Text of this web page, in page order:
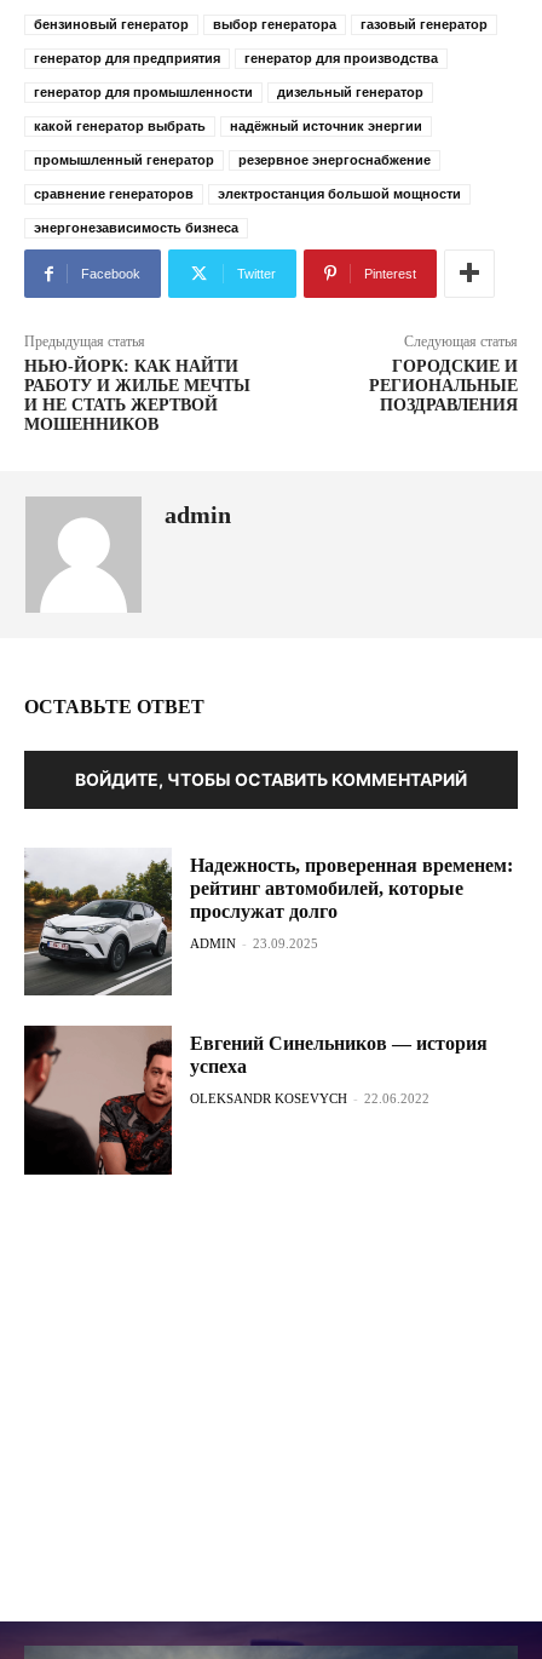
бензиновый генератор выбор генератора газовый генератор
генератор для предприятия генератор для производства
генератор для промышленности дизельный генератор
какой генератор выбрать надёжный источник энергии
промышленный генератор резервное энергоснабжение
сравнение генераторов электростанция большой мощности
энергонезависимость бизнеса
Facebook Twitter Pinterest
Предыдущая статья
НЬЮ-ЙОРК: КАК НАЙТИ
РАБОТУ И ЖИЛЬЕ МЕЧТЫ
И НЕ СТАТЬ ЖЕРТВОЙ
МОШЕННИКОВ
Следующая статья
ГОРОДСКИЕ И
РЕГИОНАЛЬНЫЕ
ПОЗДРАВЛЕНИЯ
admin
ОСТАВЬТЕ ОТВЕТ
ВОЙДИТЕ, ЧТОБЫ ОСТАВИТЬ КОММЕНТАРИЙ
Надежность, проверенная временем:
рейтинг автомобилей, которые
прослужат долго
ADMIN - 23.09.2025
Евгений Синельников — история
успеха
OLEKSANDR KOSEVYCH - 22.06.2022